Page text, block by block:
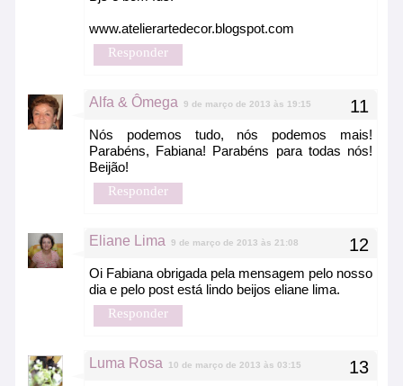
www.atelierartedecor.blogspot.com
Responder
Alfa & Ômega 9 de março de 2013 às 19:15
Nós podemos tudo, nós podemos mais!
Parabéns, Fabiana! Parabéns para todas nós!
Beijão!
Responder
Eliane Lima 9 de março de 2013 às 21:08
Oi Fabiana obrigada pela mensagem pelo nosso
dia e pelo post está lindo beijos eliane lima.
Responder
Luma Rosa 10 de março de 2013 às 03:15